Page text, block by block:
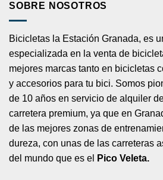
SOBRE NOSOTROS
Bicicletas la Estación Granada, es
especializada en la venta de
mejores marcas tanto en bicicletas
y accesorios para tu bici. Somos
de 10 años en servicio de alquiler
carretera premium, ya que en
de las mejores zonas de
dureza, con unas de las carreteras
del mundo que es el
Pico Veleta.